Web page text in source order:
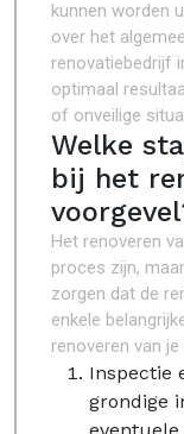
kunnen worden
over het
renovatiebedrijf
optimaal
of onveilige
Welke
bij het
Het renoveren
proces zijn,
zorgen dat de
enkele
renoveren van
Inspectie
grondige